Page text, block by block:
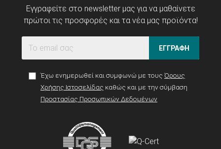
Εγγραφείτε στο newsletter μας για να μαθαίνετε
πρώτοι τις προσφορές και τα νέα μας προϊόντα!
ΕΓΓΡΑΦΗ
Έχω ενημερωθεί και συμφωνώ με τους Όρους
Χρήσης Ιστοσελίδας καθώς και με την σύμβαση
Προστασίας Προσωπικών Δεδομένων